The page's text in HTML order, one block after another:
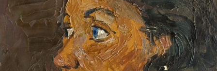
‘85
Presa
Publicații